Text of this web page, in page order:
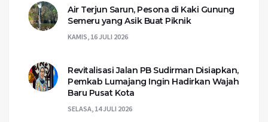
Air Terjun Sarun, Pesona di Kaki Gunung
Semeru yang Asik Buat Piknik
KAMIS, 16 JULI 2026
Revitalisasi Jalan PB Sudirman Disiapkan,
Pemkab Lumajang Ingin Hadirkan Wajah
Baru Pusat Kota
SELASA, 14 JULI 2026